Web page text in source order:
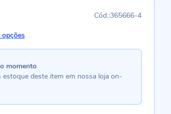
365666-4
opções
momento
deste item em nossa loja on-